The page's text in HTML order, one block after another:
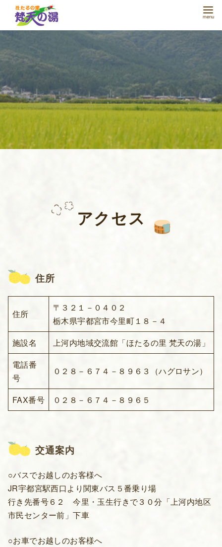
テ
ツ
へ
移
動
アクセス
住所
住所
〒３２１－０４０２
栃木県宇都宮市今里町１８－４
施設名
上河内地域交流館「ほたるの里 梵天の湯」
電話番
号
０２８－６７４－８９６３（ハグロサン）
FAX番号 ０２８－６７４－８９６５
交通案内
○バスでお越しのお客様へ
JR宇都宮駅西口より関東バス５番乗り場
行き先番号６２ 今里・玉生行きで３０分「上河内地区
市民センター前」下車
○お車でお越しのお客様へ